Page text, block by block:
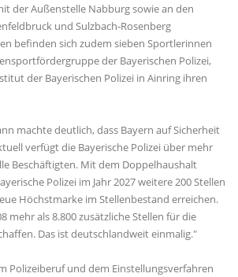
der Außenstelle Nabburg sowie an den
und Sulzbach-Rosenberg
befinden sich zudem sieben Sportlerinnen
der Bayerischen Polizei,
der Bayerischen Polizei in Ainring ihren
machte deutlich, dass Bayern auf Sicherheit
verfügt die Bayerische Polizei über mehr
Beschäftigten. Mit dem Doppelhaushalt
Polizei im Jahr 2027 weitere 200 Stellen
Höchstmarke im Stellenbestand erreichen.
mehr als 8.800 zusätzliche Stellen für die
Das ist deutschlandweit einmalig."
Polizeiberuf und dem Einstellungsverfahren